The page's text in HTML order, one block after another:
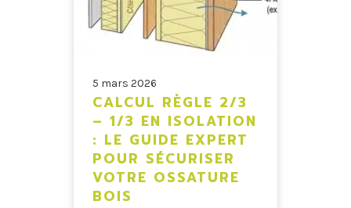
5 mars 2026
CALCUL RÈGLE 2/3
– 1/3 EN ISOLATION
: LE GUIDE EXPERT
POUR SÉCURISER
VOTRE OSSATURE
BOIS